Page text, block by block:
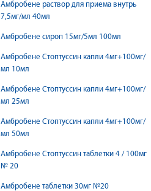
Амбробене раствор для приема внутрь
7,5мг/мл 40мл
Амбробене сироп 15мг/5мл 100мл
Амбробене Стоптуссин капли 4мг+100мг/
мл 10мл
Амбробене Стоптуссин капли 4мг+100мг/
мл 25мл
Амбробене Стоптуссин капли 4мг+100мг/
мл 50мл
Амбробене Стоптуссин таблетки 4 / 100мг
№ 20
Амбробене таблетки 30мг №20